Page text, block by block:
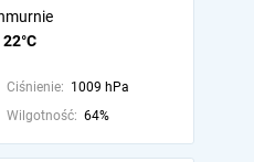
22°C
Ciśnienie: 1009 hPa
Wilgotność: 64%